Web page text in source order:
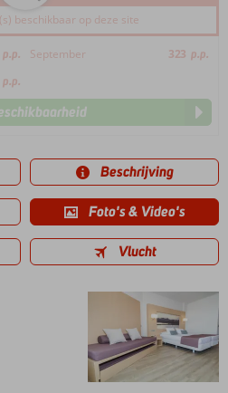
beschikbaar op deze site
p.p. September 323 p.p.
p.p.
Beschrijving
Foto's & Video's
Vlucht